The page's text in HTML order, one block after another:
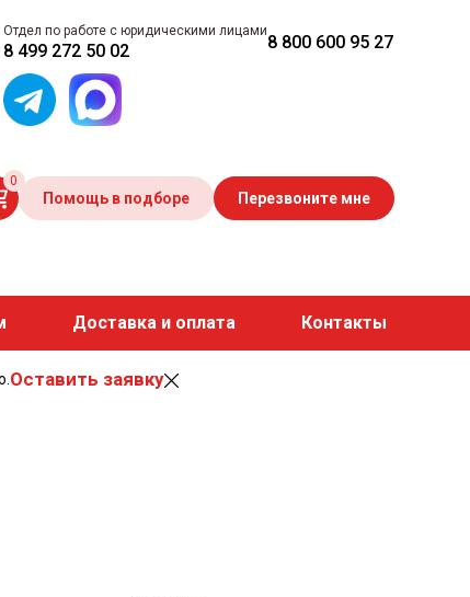
Отдел по работе с юридическими лицами
8 499 272 50 02 8 800 600 95 27
0
Помощь в подборе Перезвоните мне
Доставка и оплата Контакты
Оставить заявку